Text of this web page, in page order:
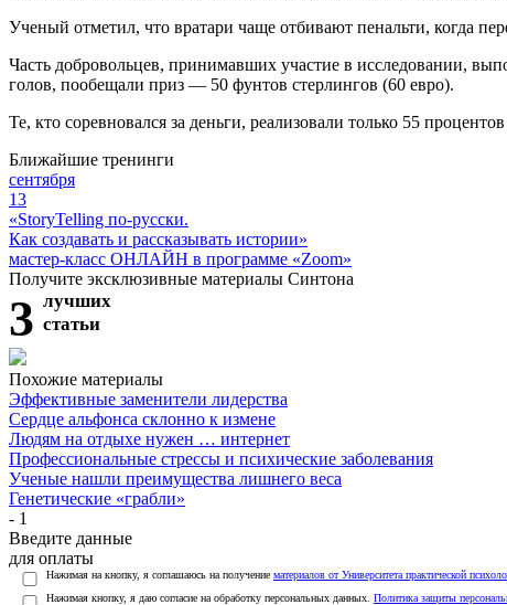
Ученый отметил, что вратари чаще отбивают пенальти, когда
Часть добровольцев, принимавших участие в исследовании,
голов, пообещали приз — 50 фунтов стерлингов (60 евро).
Те, кто соревновался за деньги, реализовали только 55
Ближайшие тренинги
сентября
13
«StoryTelling по-русски.
Как создавать и рассказывать истории»
мастер-класс ОНЛАЙН в программе «Zoom»
Получите эксклюзивные материалы Синтона
3 лучших
статьи
Похожие материалы
Эффективные заменители лидерства
Сердце альфонса склонно к измене
Людям на отдыхе нужен … интернет
Профессиональные стрессы и психические заболевания
Ученые нашли преимущества лишнего веса
Генетические «грабли»
- 1
Введите данные
для оплаты
Нажимая на кнопку, я соглашаюсь на получение материалов от Университета практической
Нажимая кнопку, я даю согласие на обработку персональных данных. Политика защиты